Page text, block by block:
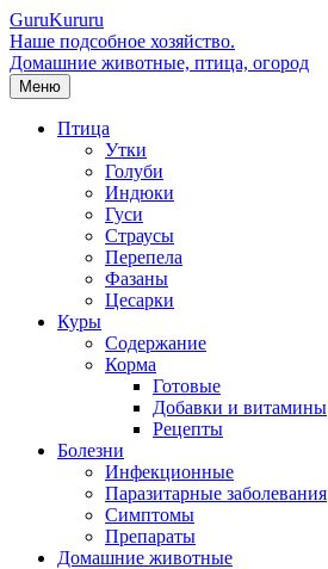
GuruKururu
Наше подсобное хозяйство.
Домашние животные, птица, огород
Меню
Птица
Утки
Голуби
Индюки
Гуси
Страусы
Перепела
Фазаны
Цесарки
Куры
Содержание
Корма
Готовые
Добавки и витамины
Рецепты
Болезни
Инфекционные
Паразитарные заболевания
Симптомы
Препараты
Домашние животные